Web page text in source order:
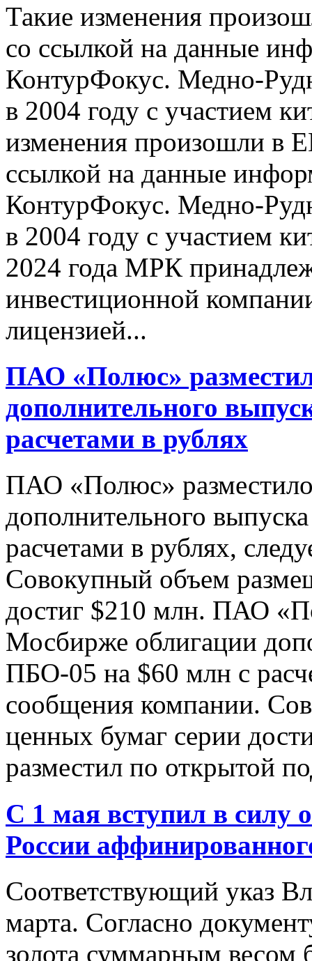
Такие изменения
со ссылкой на данные
КонтурФокус. Медно-
в 2004 году с участием
изменения произошли
ссылкой на данные
КонтурФокус. Медно-
в 2004 году с участием
2024 года МРК
инвестиционной
лицензией...
ПАО «Полюс»
дополнительного
расчетами в рублях
ПАО «Полюс»
дополнительного
расчетами в рублях,
Совокупный объем
достиг $210 млн. ПАО
Мосбирже облигации
ПБО-05 на $60 млн с
сообщения компании.
ценных бумаг серии
разместил по открытой
С 1 мая вступил в силу
России
Соответствующий указ
марта. Согласно
золота суммарным весом